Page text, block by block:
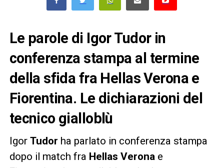
Le parole di Igor Tudor in
conferenza stampa al termine
della sfida fra Hellas Verona e
Fiorentina. Le dichiarazioni del
tecnico gialloblù
Igor Tudor ha parlato in conferenza stampa
dopo il match fra Hellas Verona e